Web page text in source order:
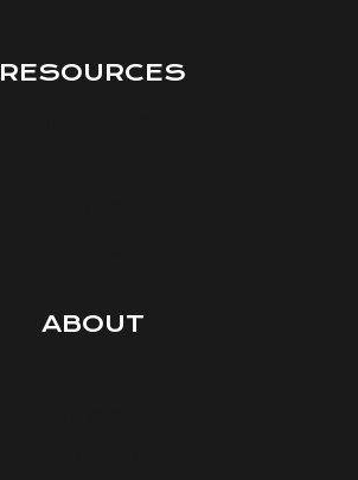
RESOURCES
ABOUT